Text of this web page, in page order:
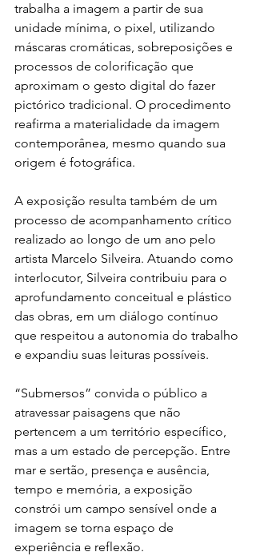
trabalha a imagem a partir de sua
unidade mínima, o pixel, utilizando
máscaras cromáticas, sobreposições e
processos de colorificação que
aproximam o gesto digital do fazer
pictórico tradicional. O procedimento
reafirma a materialidade da imagem
contemporânea, mesmo quando sua
origem é fotográfica.
A exposição resulta também de um
processo de acompanhamento crítico
realizado ao longo de um ano pelo
artista Marcelo Silveira. Atuando como
interlocutor, Silveira contribuiu para o
aprofundamento conceitual e plástico
das obras, em um diálogo contínuo
que respeitou a autonomia do trabalho
e expandiu suas leituras possíveis.
“Submersos” convida o público a
atravessar paisagens que não
pertencem a um território específico,
mas a um estado de percepção. Entre
mar e sertão, presença e ausência,
tempo e memória, a exposição
constrói um campo sensível onde a
imagem se torna espaço de
experiência e reflexão.